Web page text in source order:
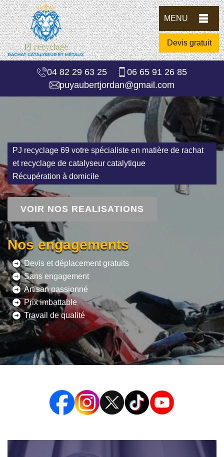
MENU
Devis gratuit
04 82 29 63 25
06 65 91 26 85
puyaubertjordan@gmail.com
PJ recyclage 69 votre spécialiste en matière de rachat
et recyclage de catalyseur catalytique
Récupération à domicile
VOIR NOS REALISATIONS
Nos engagements
Devis et déplacement gratuits
Sans engagement
Artisan passionné
Prix imbattable
Travail de qualité